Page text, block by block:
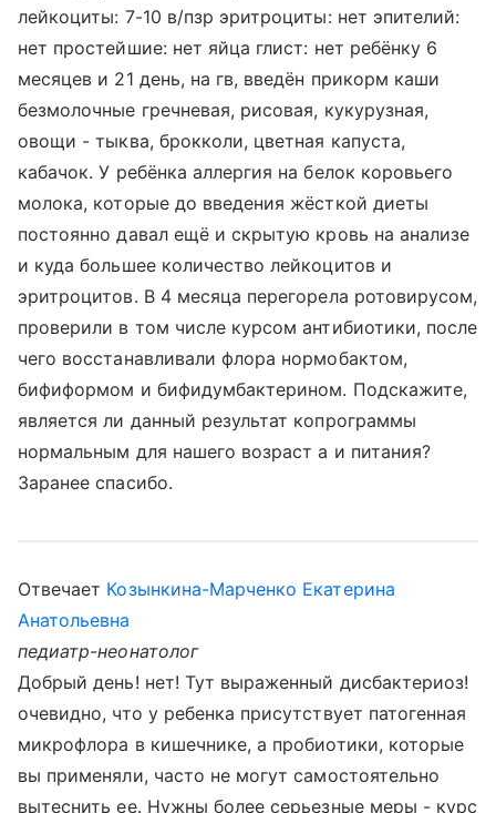
лейкоциты: 7-10 в/пзр эритроциты: нет эпителий:
нет простейшие: нет яйца глист: нет ребёнку 6
месяцев и 21 день, на гв, введён прикорм каши
безмолочные гречневая, рисовая, кукурузная,
овощи - тыква, брокколи, цветная капуста,
кабачок. У ребёнка аллергия на белок коровьего
молока, которые до введения жёсткой диеты
постоянно давал ещё и скрытую кровь на анализе
и куда большее количество лейкоцитов и
эритроцитов. В 4 месяца перегорела ротовирусом,
проверили в том числе курсом антибиотики, после
чего восстанавливали флора нормобактом,
бифиформом и бифидумбактерином. Подскажите,
является ли данный результат копрограммы
нормальным для нашего возраст а и питания?
Заранее спасибо.
Отвечает Козынкина-Марченко Екатерина
Анатольевна
педиатр-неонатолог
Добрый день! нет! Тут выраженный дисбактериоз!
очевидно, что у ребенка присутствует патогенная
микрофлора в кишечнике, а пробиотики, которые
вы применяли, часто не могут самостоятельно
вытеснить ее. Нужны более серьезные меры - курс